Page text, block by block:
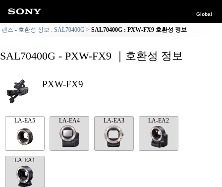
Global
렌즈 - 호환성 정보 : SAL70400G SAL70400G : PXW-FX9 호환성 정보
SAL70400G - PXW-FX9 ｜호환성 정보
PXW-FX9
LA-EA5 LA-EA4 LA-EA3 LA-EA2
LA-EA1